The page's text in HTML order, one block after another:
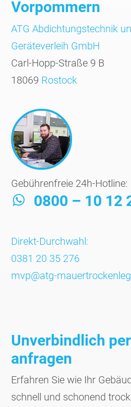
Vorpommern
ATG Abdichtungs­technik
Geräte­verleih GmbH
Carl-Hopp-Straße 9 B
18069 Rostock
Gebührenfreie 24h-Hotline:
0800 – 10 12
Direkt-Durchwahl:
0381 20 35 276
mvp@atg-
Unverbindlich
anfragen
Erfahren Sie wie Ihr
schnell und schonend